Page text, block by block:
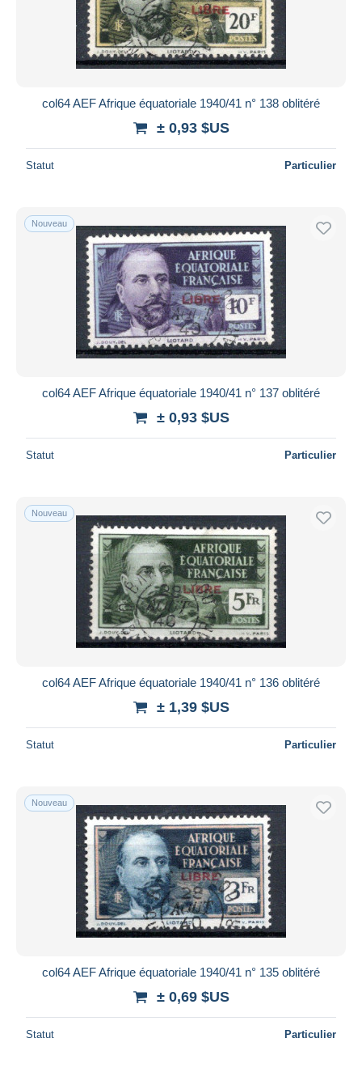
col64 AEF Afrique équatoriale 1940/41 n° 138 oblitéré
± 0,93 $US
Statut Particulier
Nouveau
col64 AEF Afrique équatoriale 1940/41 n° 137 oblitéré
± 0,93 $US
Statut Particulier
Nouveau
col64 AEF Afrique équatoriale 1940/41 n° 136 oblitéré
± 1,39 $US
Statut Particulier
Nouveau
col64 AEF Afrique équatoriale 1940/41 n° 135 oblitéré
± 0,69 $US
Statut Particulier